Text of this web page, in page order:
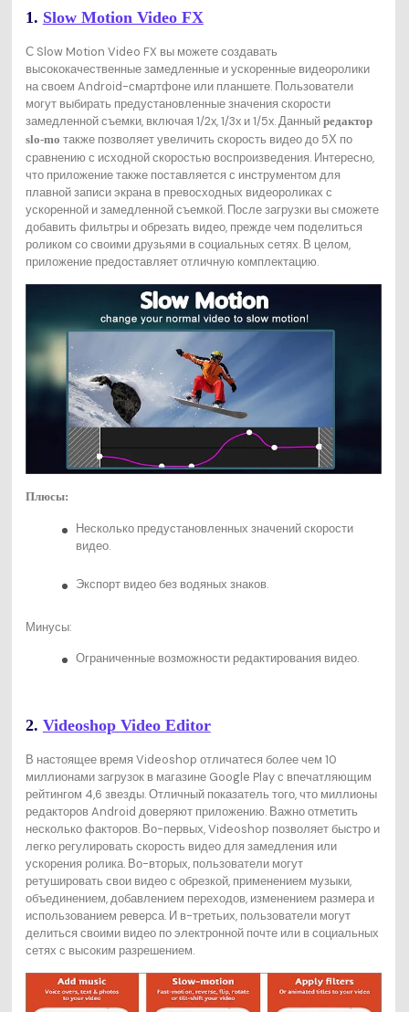
1. Slow Motion Video FX
С Slow Motion Video FX вы можете создавать
высококачественные замедленные и ускоренные видеоролики
на своем Android-смартфоне или планшете. Пользователи
могут выбирать предустановленные значения скорости
замедленной съемки, включая 1/2x, 1/3x и 1/5x. Данный редактор
slo-mo также позволяет увеличить скорость видео до 5Х по
сравнению с исходной скоростью воспроизведения. Интересно,
что приложение также поставляется с инструментом для
плавной записи экрана в превосходных видеороликах с
ускоренной и замедленной съемкой. После загрузки вы сможете
добавить фильтры и обрезать видео, прежде чем поделиться
роликом со своими друзьями в социальных сетях. В целом,
приложение предоставляет отличную комплектацию.
Плюсы:
Несколько предустановленных значений скорости
видео.
Экспорт видео без водяных знаков.
Минусы:
Ограниченные возможности редактирования видео.
2. Videoshop Video Editor
В настоящее время Videoshop отличатеся более чем 10
миллионами загрузок в магазине Google Play с впечатляющим
рейтингом 4,6 звезды. Отличный показатель того, что миллионы
редакторов Android доверяют приложению. Важно отметить
несколько факторов. Во-первых, Videoshop позволяет быстро и
легко регулировать скорость видео для замедления или
ускорения ролика. Во-вторых, пользователи могут
ретушировать свои видео с обрезкой, применением музыки,
объединением, добавлением переходов, изменением размера и
использованием реверса. И в-третьих, пользователи могут
делиться своими видео по электронной почте или в социальных
сетях с высоким разрешением.